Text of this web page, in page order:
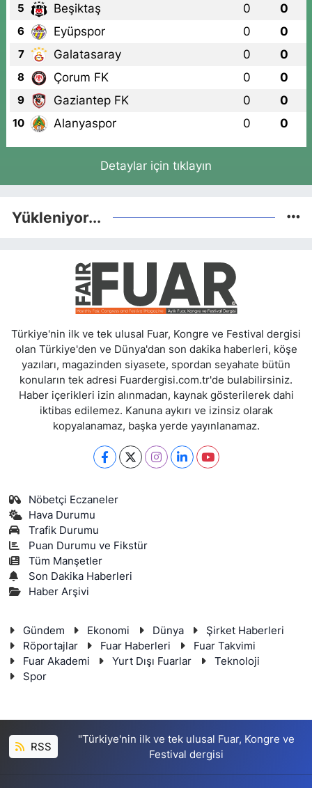
5 Beşiktaş 0 0
6 Eyüpspor 0 0
7 Galatasaray 0 0
8 Çorum FK 0 0
9 Gaziantep FK 0 0
10 Alanyaspor 0 0
Detaylar için tıklayın
Yükleniyor...
Türkiye'nin ilk ve tek ulusal Fuar, Kongre ve Festival dergisi
olan Türkiye'den ve Dünya'dan son dakika haberleri, köşe
yazıları, magazinden siyasete, spordan seyahate bütün
konuların tek adresi Fuardergisi.com.tr'de bulabilirsiniz.
Haber içerikleri izin alınmadan, kaynak gösterilerek dahi
iktibas edilemez. Kanuna aykırı ve izinsiz olarak
kopyalanamaz, başka yerde yayınlanamaz.
Nöbetçi Eczaneler
Hava Durumu
Trafik Durumu
Puan Durumu ve Fikstür
Tüm Manşetler
Son Dakika Haberleri
Haber Arşivi
Gündem Ekonomi Dünya
Şirket Haberleri
Röportajlar
Fuar Haberleri
Fuar Takvimi
Fuar Akademi
Yurt Dışı Fuarlar
Teknoloji
Spor
RSS
"Türkiye'nin ilk ve tek ulusal Fuar, Kongre ve
Festival dergisi